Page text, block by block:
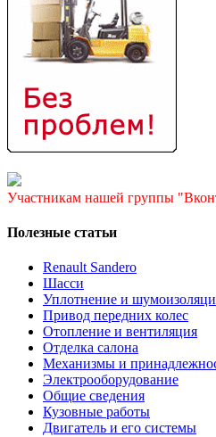
Участникам нашей группы
Полезные статьи
Renault Sandero
Шасси
Уплотнение и
Привод передних колес
Отопление и вентиляция
Отделка салона
Механизмы и
Электрооборудование
Общие сведения
Кузовные работы
Двигатель и его системы